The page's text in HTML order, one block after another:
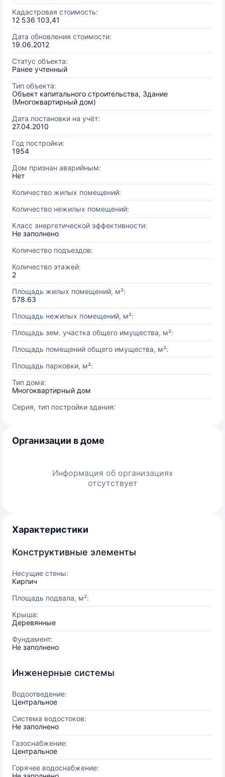
Кадастровая стоимость:
12 536 103,41
Дата обновления стоимости:
19.06.2012
Статус объекта:
Ранее учтенный
Тип объекта:
Объект капитального строительства, Здание
(Многоквартирный дом)
Дата постановки на учёт:
27.04.2010
Год постройки:
1954
Дом признан аварийным:
Нет
Количество жилых помещений:
Количество нежилых помещений:
Класс энергетической эффективности:
Не заполнено
Количество подъездов:
Количество этажей:
2
Площадь жилых помещений, м²:
578.63
Площадь нежилых помещений, м²:
Площадь зем. участка общего имущества, м²:
Площадь помещений общего имущества, м²:
Площадь парковки, м²:
Тип дома:
Многоквартирный дом
Серия, тип постройки здания:
Организации в доме
Информация об организациях
отсутствует
Характеристики
Конструктивные элементы
Несущие стены:
Кирпич
Площадь подвала, м²:
Крыша:
Деревянные
Фундамент:
Не заполнено
Инженерные системы
Водоотведение:
Центральное
Система водостоков:
Не заполнено
Газоснабжение:
Центральное
Горячее водоснабжение: